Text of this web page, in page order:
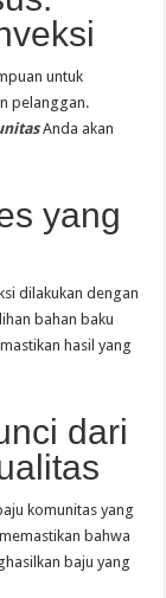
untuk
pelanggan.
Anda akan
yang
dilakukan dengan
bahan baku
hasil yang
dari
komunitas yang
bahwa
baju yang